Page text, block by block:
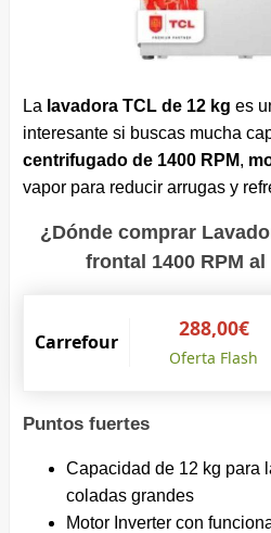
La lavadora TCL de 12 kg es
interesante si buscas mucha
centrifugado de 1400 RPM,
vapor para reducir arrugas y
¿Dónde comprar
frontal 1400 RPM
Carrefour
288,00€
Oferta Flash
Puntos fuertes
Capacidad de 12 kg para
coladas grandes
Motor Inverter con